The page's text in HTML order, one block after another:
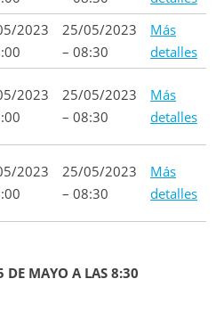
2023
25/05/2023
– 08:30
Más
detalles
2023
25/05/2023
– 08:30
Más
detalles
2023
25/05/2023
– 08:30
Más
detalles
DE MAYO A LAS 8:30